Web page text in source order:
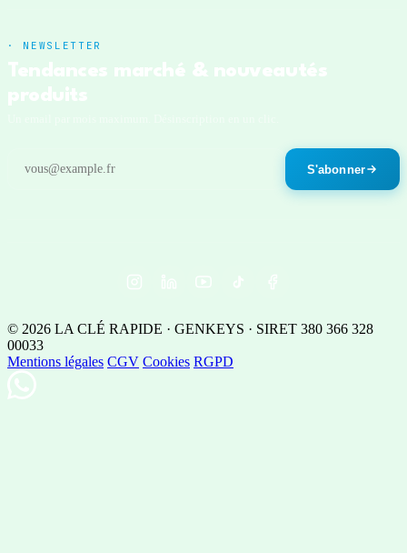
· NEWSLETTER
Tendances marché & nouveautés
produits
S'abonner
© 2026 LA CLÉ RAPIDE · GENKEYS · SIRET 380 366 328
00033
Mentions légales CGV Cookies RGPD